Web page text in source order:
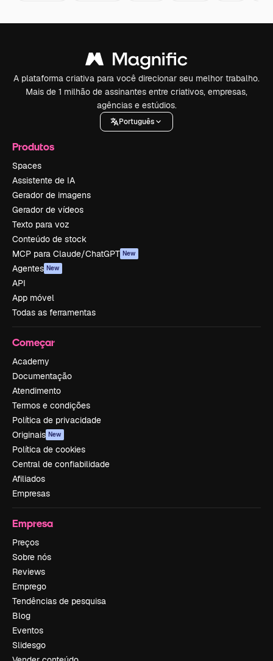
A plataforma criativa para você direcionar seu melhor trabalho.
Mais de 1 milhão de assinantes entre criativos, empresas,
agências e estúdios.
Português
Produtos
Spaces
Assistente de IA
Gerador de imagens
Gerador de vídeos
Texto para voz
Conteúdo de stock
MCP para Claude/ChatGPT New
Agentes New
API
App móvel
Todas as ferramentas
Começar
Academy
Documentação
Atendimento
Termos e condições
Política de privacidade
Originais New
Política de cookies
Central de confiabilidade
Afiliados
Empresas
Empresa
Preços
Sobre nós
Reviews
Emprego
Tendências de pesquisa
Blog
Eventos
Slidesgo